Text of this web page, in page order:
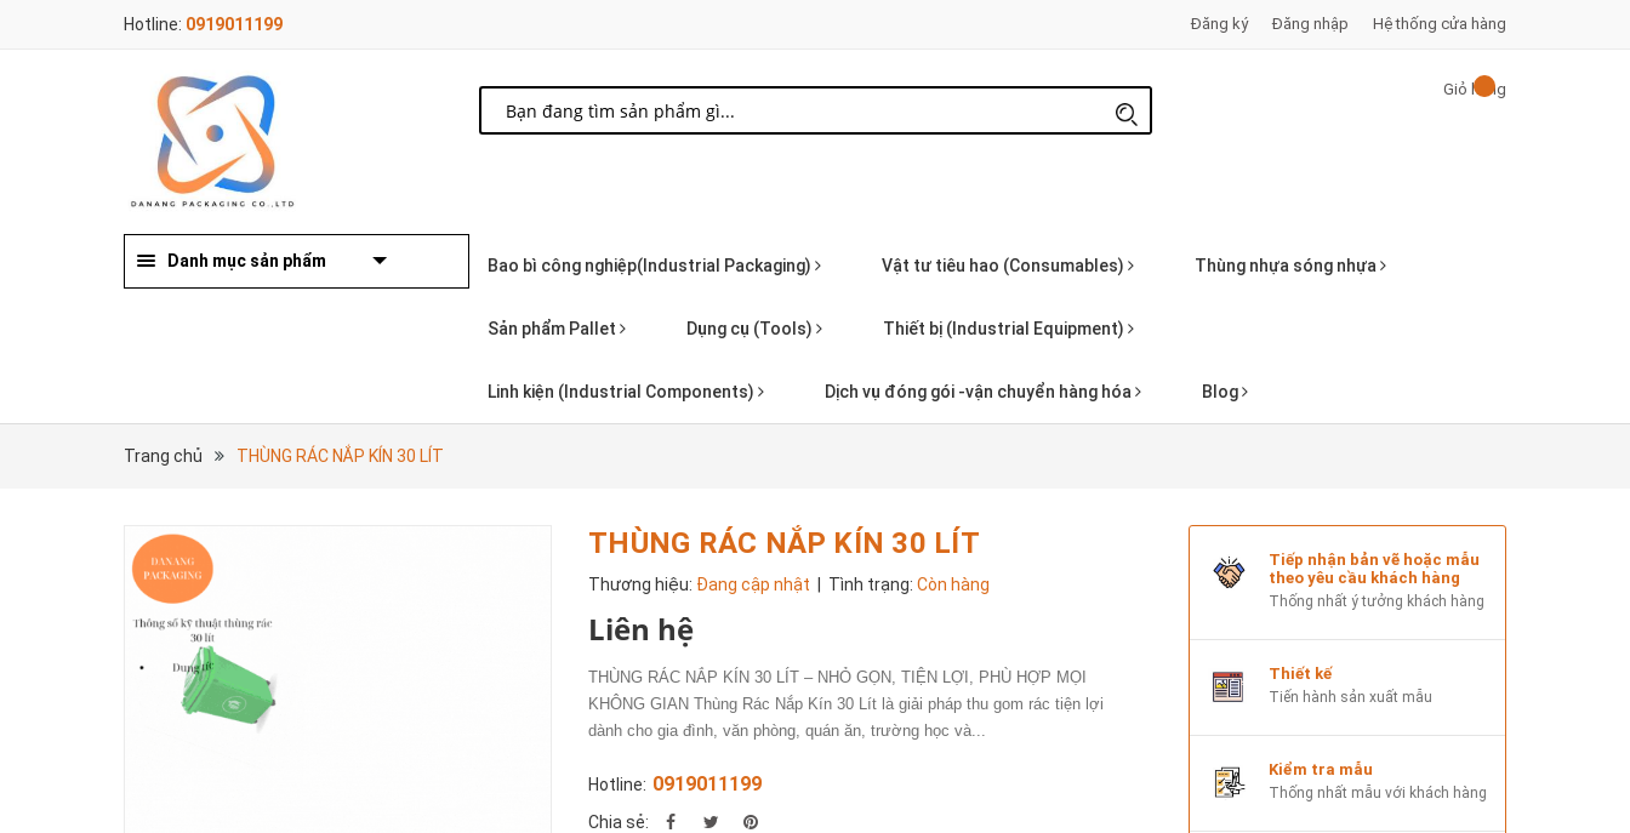
Hotline: 0919011199 Đăng ký Đăng nhập Hệ thống cửa hàng
Giỏ hàng
Danh mục sản phẩm Bao bì công nghiệp(Industrial Packaging) Vật tư tiêu hao (Consumables) Thùng nhựa sóng nhựa
Sản phẩm Pallet Dụng cụ (Tools) Thiết bị (Industrial Equipment)
Linh kiện (Industrial Components) Dịch vụ đóng gói -vận chuyển hàng hóa Blog
Trang chủ THÙNG RÁC NẮP KÍN 30 LÍT
THÙNG RÁC NẮP KÍN 30 LÍT
Thương hiệu: Đang cập nhật | Tình trạng:Còn hàng
Liên hệ
THÙNG RÁC NẮP KÍN 30 LÍT – NHỎ GỌN, TIỆN LỢI, PHÙ HỢP MỌI
KHÔNG GIAN Thùng Rác Nắp Kín 30 Lít là giải pháp thu gom rác tiện lợi
dành cho gia đình, văn phòng, quán ăn, trường học và...
Hotline: 0919011199
Chia sẻ:
Tiếp nhận bản vẽ hoặc mẫu
theo yêu cầu khách hàng
Thống nhất ý tưởng khách hàng
Thiết kế
Tiến hành sản xuất mẫu
Kiểm tra mẫu
Thống nhất mẫu với khách hàng